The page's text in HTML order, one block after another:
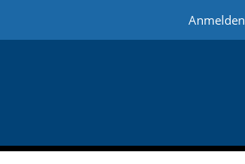
Anmelden